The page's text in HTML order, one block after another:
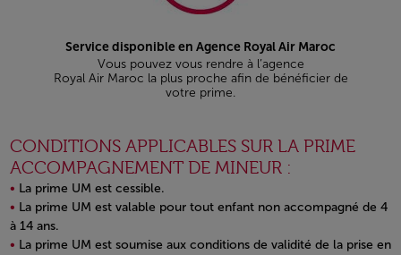
Service disponible en Agence Royal Air Maroc
Vous pouvez vous rendre à l’agence
Royal Air Maroc la plus proche afin de bénéficier de
votre prime.
CONDITIONS APPLICABLES SUR LA PRIME
ACCOMPAGNEMENT DE MINEUR :
La prime UM est cessible.
La prime UM est valable pour tout enfant non accompagné de 4
à 14 ans.
La prime UM est soumise aux conditions de validité de la prise en